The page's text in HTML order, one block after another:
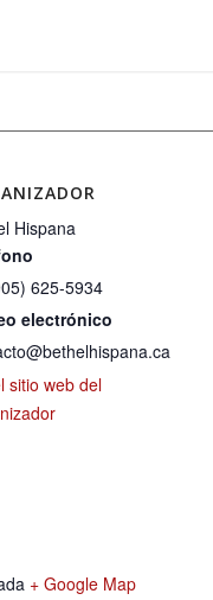
Hispana
625-5934
electrónico
sitio web del
+ Google Map